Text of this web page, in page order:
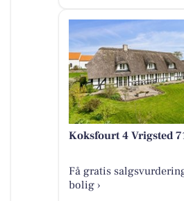
Koksfourt 4 Vrigsted
Få gratis
bolig ›